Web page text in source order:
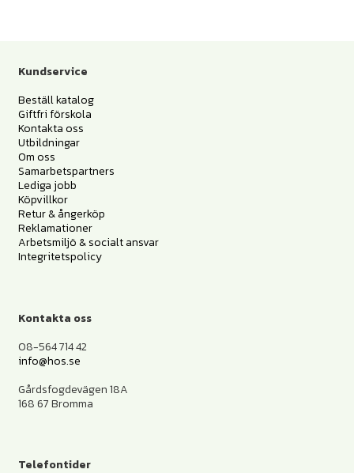
Kundservice
Beställ katalog
Giftfri förskola
Kontakta oss
Utbildningar
Om oss
Samarbetspartners
Lediga jobb
Köpvillkor
Retur & ångerköp
Reklamationer
Arbetsmiljö & socialt ansvar
Integritetspolicy
Kontakta oss
08-564 714 42
info@hos.se
Gårdsfogdevägen 18A
168 67 Bromma
Telefontider